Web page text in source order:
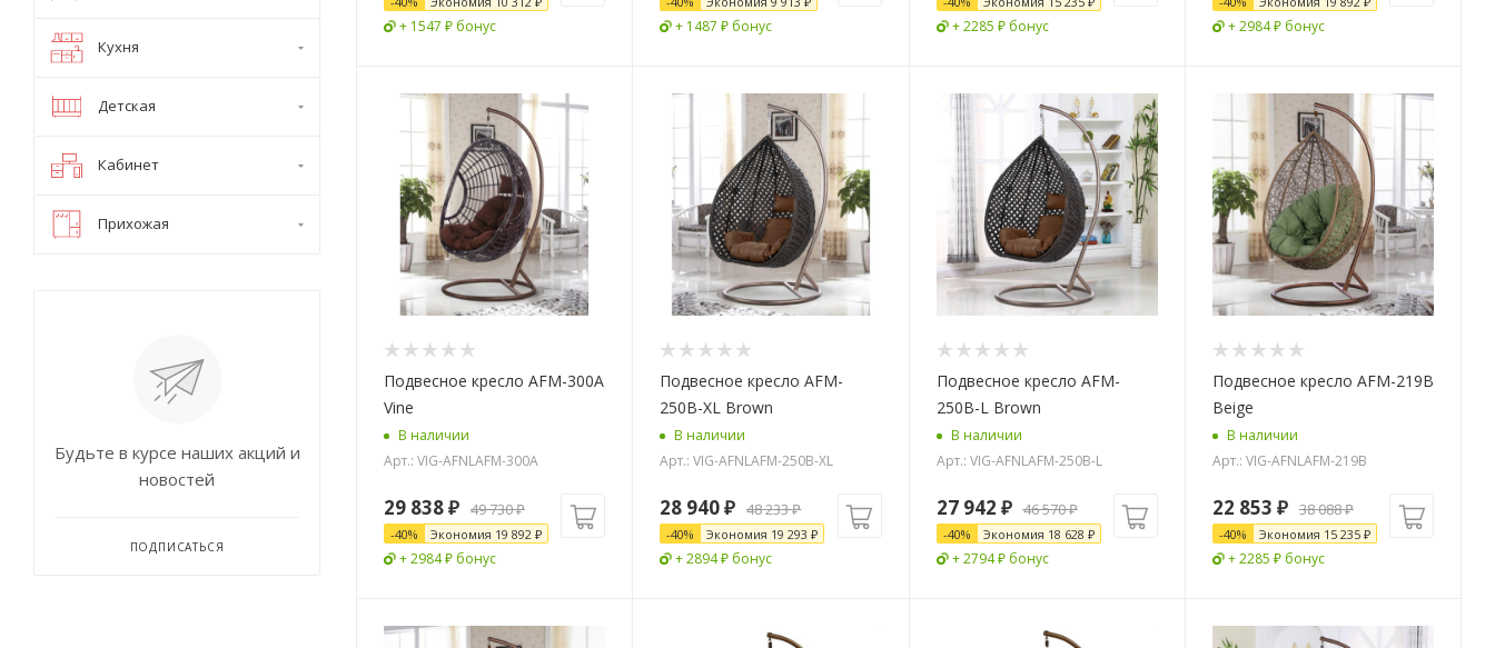
+ 1547 ₽ бонус + 1487 ₽ бонус + 2285 ₽ бонус + 2984 ₽ бонус
Подвесное кресло AFM-300A
Vine
В наличии
Арт.: VIG-AFNLAFM-300A
29 838₽ 49 730₽
-40% Экономия 19 892 ₽
+ 2984 ₽ бонус
Подвесное кресло AFM-
250B-XL Brown
В наличии
Арт.: VIG-AFNLAFM-250B-XL
28 940₽ 48 233₽
-40% Экономия 19 293 ₽
+ 2894 ₽ бонус
Подвесное кресло AFM-
250B-L Brown
В наличии
Арт.: VIG-AFNLAFM-250B-L
27 942 ₽ 46 570₽
-40% Экономия 18 628 ₽
+ 2794 ₽ бонус
Подвесное кресло AFM-219B
Beige
В наличии
Арт.: VIG-AFNLAFM-219B
22 853 ₽ 38 088₽
-40% Экономия 15 235₽
+ 2285 ₽ бонус
Кухня
Детская
Кабинет
Прихожая
Будьте в курсе наших акций и
новостей
ПОДПИСАТЬСЯ